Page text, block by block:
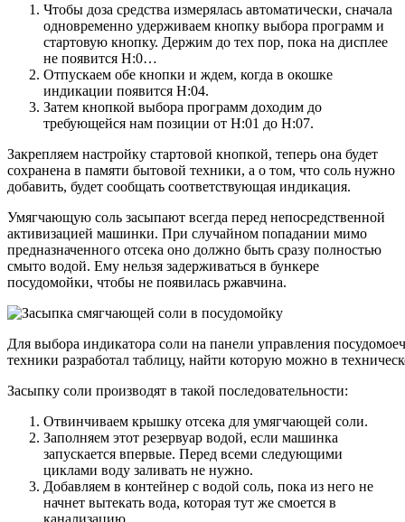
Чтобы доза средства измерялась автоматически, сначала
одновременно удерживаем кнопку выбора программ и
стартовую кнопку. Держим до тех пор, пока на дисплее
не появится Н:0…
Отпускаем обе кнопки и ждем, когда в окошке
индикации появится Н:04.
Затем кнопкой выбора программ доходим до
требующейся нам позиции от Н:01 до Н:07.
Закрепляем настройку стартовой кнопкой, теперь она будет
сохранена в памяти бытовой техники, а о том, что соль нужно
добавить, будет сообщать соответствующая индикация.
Умягчающую соль засыпают всегда перед непосредственной
активизацией машинки. При случайном попадании мимо
предназначенного отсека оно должно быть сразу полностью
смыто водой. Ему нельзя задерживаться в бункере
посудомойки, чтобы не появилась ржавчина.
Для выбора индикатора соли на панели управления
техники разработал таблицу, найти которую можно в
Засыпку соли производят в такой последовательности:
Отвинчиваем крышку отсека для умягчающей соли.
Заполняем этот резервуар водой, если машинка
запускается впервые. Перед всеми следующими
циклами воду заливать не нужно.
Добавляем в контейнер с водой соль, пока из него не
начнет вытекать вода, которая тут же смоется в
канализацию.